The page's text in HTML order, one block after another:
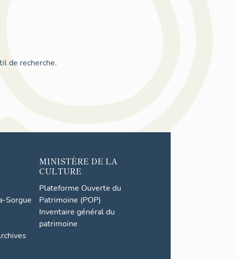
de recherche.
Sorgue
MINISTÈRE DE LA
CULTURE
Plateforme Ouverte du
Patrimoine (POP)
Inventaire général du
patrimoine